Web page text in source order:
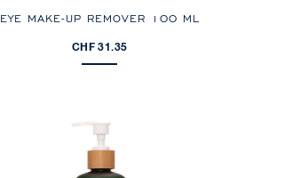
EYE MAKE-UP REMOVER 100 ML
CHF 31.35